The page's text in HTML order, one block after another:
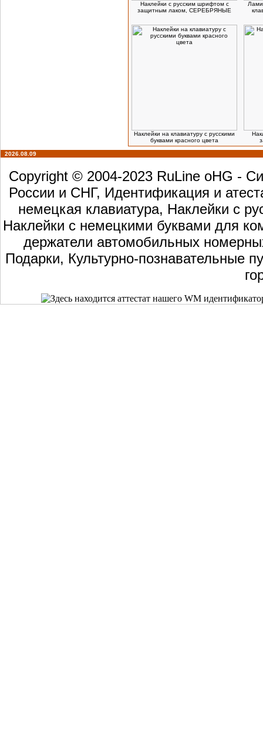
Наклейки с русским шрифтом с
защитным лаком, СЕРЕБРЯНЫЕ
Наклейки на клавиатуру с русскими
буквами красного цвета
2026.08.09
Copyright © 2004-2023 RuLine oHG -
России и СНГ, Идентификация и
немецкая клавиатура, Наклейки с
Наклейки с немецкими буквами для
держатели автомобильных
Подарки, Культурно-познавательные